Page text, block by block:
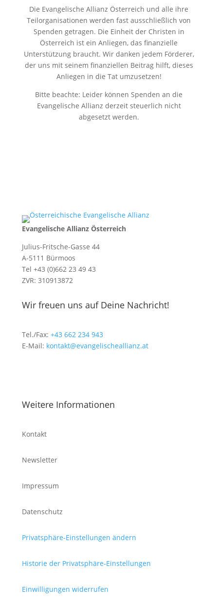
Die Evangelische Allianz Österreich und alle ihre
Teilorganisationen werden fast ausschließlich von
Spenden getragen. Die Einheit der Christen in
Österreich ist ein Anliegen, das finanzielle
Unterstützung braucht. Wir danken jedem Förderer,
der uns mit seinem finanziellen Beitrag hilft, dieses
Anliegen in die Tat umzusetzen!
Bitte beachte: Leider können Spenden an die
Evangelische Allianz derzeit steuerlich nicht
abgesetzt werden.
Evangelische Allianz Österreich
Julius-Fritsche-Gasse 44
A-5111 Bürmoos
Tel +43 (0)662 23 49 43
ZVR: 310913872
Wir freuen uns auf Deine Nachricht!
Tel./Fax: +43 662 234 943
E-Mail: kontakt@evangelischeallianz.at
Weitere Informationen
Kontakt
Newsletter
Impressum
Datenschutz
Privatsphäre-Einstellungen ändern
Historie der Privatsphäre-Einstellungen
Einwilligungen widerrufen